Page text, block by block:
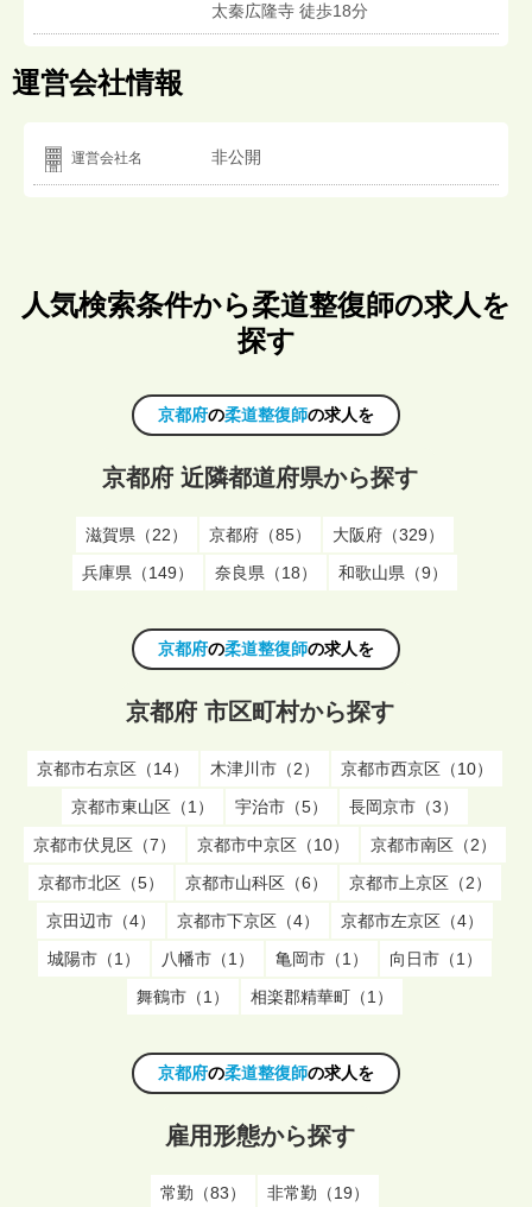
太秦広隆寺 徒歩18分
運営会社情報
運営会社名 非公開
人気検索条件から柔道整復師の求人を
探す
京都府の柔道整復師の求人を
京都府 近隣都道府県から探す
滋賀県（22） 京都府（85）
大阪府（329）
兵庫県（149）
奈良県（18） 和歌山県（9）
京都府の柔道整復師の求人を
京都府 市区町村から探す
京都市右京区（14） 木津川市（2）
京都市西京区（10）
京都市東山区（1）
宇治市（5）
長岡京市（3）
京都市伏見区（7）
京都市中京区（10）
京都市南区（2）
京都市北区（5）
京都市山科区（6）
京都市上京区（2）
京田辺市（4）
京都市下京区（4）
京都市左京区（4）
城陽市（1）
八幡市（1） 亀岡市（1）
向日市（1）
舞鶴市（1）
相楽郡精華町（1）
京都府の柔道整復師の求人を
雇用形態から探す
常勤（83） 非常勤（19）